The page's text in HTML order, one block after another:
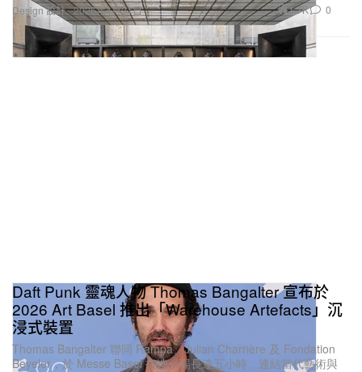
Design 設計 2026年4月21日 1.7K 0
Daft Punk 靈魂人物 Thomas Bangalter 宣布於
2026 Art Basel 推出「Warehouse Artefacts」沉
浸式裝置
Thomas Bangalter 聯同 Rampa、Julian Charrière 及 Fondation
Beyeler，於 Messe Basel 打造一場長達五小時、連結當代藝術與